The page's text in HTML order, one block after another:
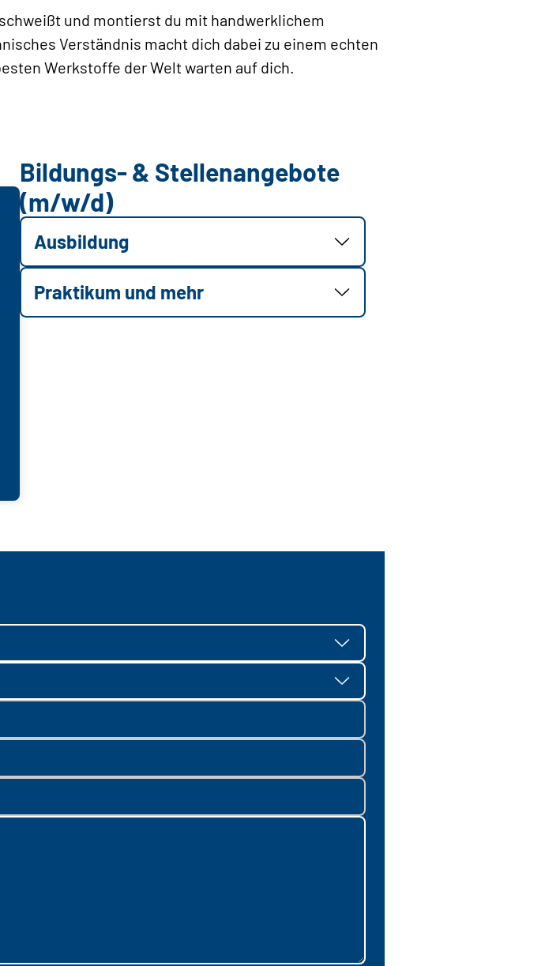
und montierst du mit handwerklichem
Verständnis macht dich dabei zu einem echten
Werkstoffe der Welt warten auf dich.
Bildungs- & Stellenangebote
(m/w/d)
Ausbildung
Praktikum und mehr